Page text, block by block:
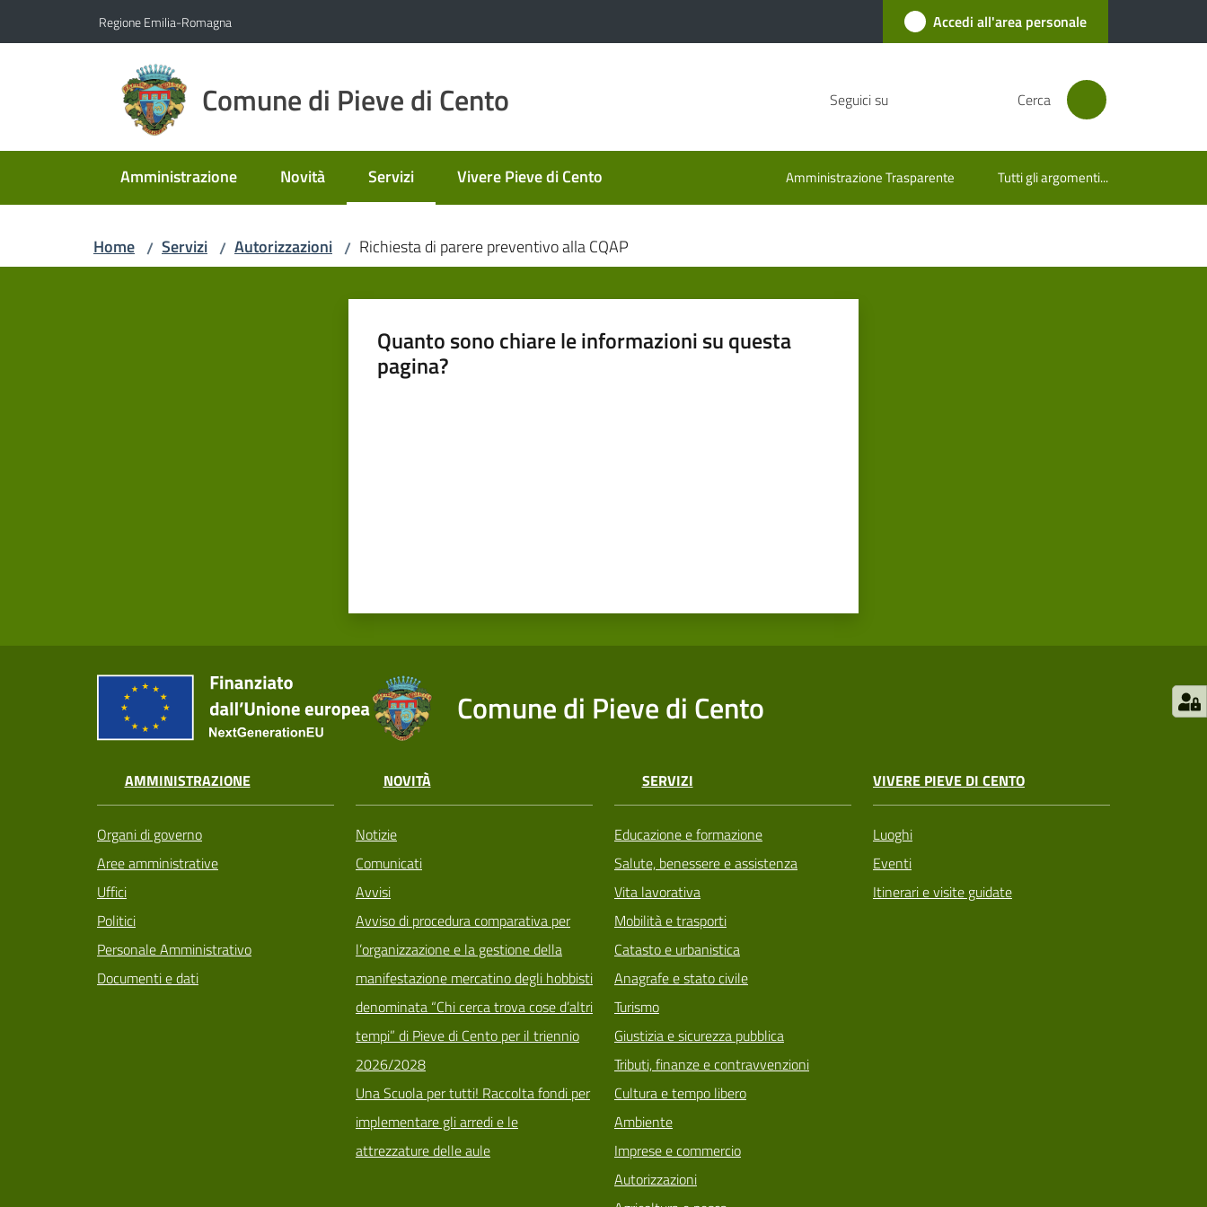
Regione Emilia-Romagna Accedi all'area personale
Comune di Pieve di Cento Seguici su Cerca
Amministrazione Novità Servizi
Menu selezionatoVivere Pieve di Cento Amministrazione Trasparente Tutti gli argomenti...
Home / Servizi / Autorizzazioni / Richiesta di parere preventivo alla CQAP
Quanto sono chiare le informazioni su questa
pagina?
Comune di Pieve di Cento
AMMINISTRAZIONE
Organi di governo
Aree amministrative
Uffici
Politici
Personale Amministrativo
Documenti e dati
NOVITÀ
Notizie
Comunicati
Avvisi
Avviso di procedura comparativa per
l’organizzazione e la gestione della
manifestazione mercatino degli hobbisti
denominata “Chi cerca trova cose d’altri
tempi” di Pieve di Cento per il triennio
2026/2028
Una Scuola per tutti! Raccolta fondi per
implementare gli arredi e le
attrezzature delle aule
SERVIZI
Educazione e formazione
Salute, benessere e assistenza
Vita lavorativa
Mobilità e trasporti
Catasto e urbanistica
Anagrafe e stato civile
Turismo
Giustizia e sicurezza pubblica
Tributi, finanze e contravvenzioni
Cultura e tempo libero
Ambiente
Imprese e commercio
Autorizzazioni
VIVERE PIEVE DI CENTO
Luoghi
Eventi
Itinerari e visite guidate